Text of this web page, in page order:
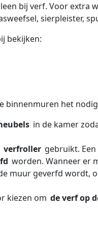
bij verf. Voor extra
sierpleister,
bekijken:
binnenmuren het
in de kamer
verfroller gebruikt.
worden. Wanneer er
muur geverfd wordt,
kiezen om de verf op